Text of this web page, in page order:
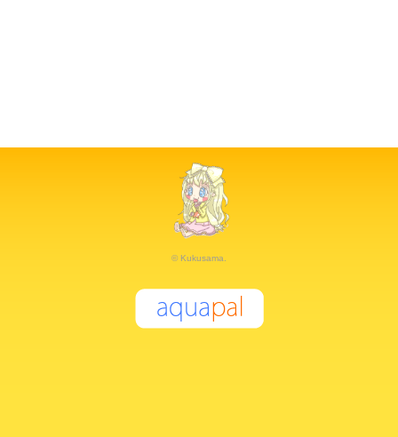
© Kukusama.